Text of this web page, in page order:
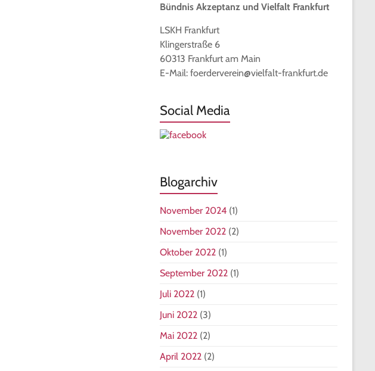
Bündnis Akzeptanz und Vielfalt Frankfurt
LSKH Frankfurt
Klingerstraße 6
60313 Frankfurt am Main
E-Mail: foerderverein@vielfalt-frankfurt.de
Social Media
Blogarchiv
November 2024(1)
November 2022(2)
Oktober 2022(1)
September 2022(1)
Juli 2022(1)
Juni 2022(3)
Mai 2022(2)
April 2022(2)